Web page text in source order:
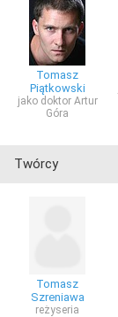
Tomasz
Piątkowski
jako doktor Artur
Góra
Twórcy
Tomasz
Szreniawa
reżyseria